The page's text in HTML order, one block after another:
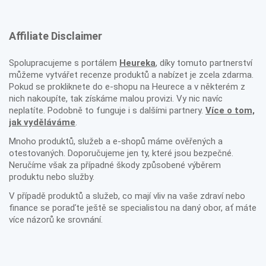
Affiliate Disclaimer
Spolupracujeme s portálem Heureka, díky tomuto partnerství
můžeme vytvářet recenze produktů a nabízet je zcela zdarma.
Pokud se prokliknete do e-shopu na Heurece a v některém z
nich nakoupíte, tak získáme malou provizi. Vy nic navíc
neplatíte. Podobně to funguje i s dalšími partnery. Více o tom,
jak vyděláváme.
Mnoho produktů, služeb a e-shopů máme ověřených a
otestovaných. Doporučujeme jen ty, které jsou bezpečné.
Neručíme však za případné škody způsobené výběrem
produktu nebo služby.
V případě produktů a služeb, co mají vliv na vaše zdraví nebo
finance se poraďte ještě se specialistou na daný obor, ať máte
více názorů ke srovnání.